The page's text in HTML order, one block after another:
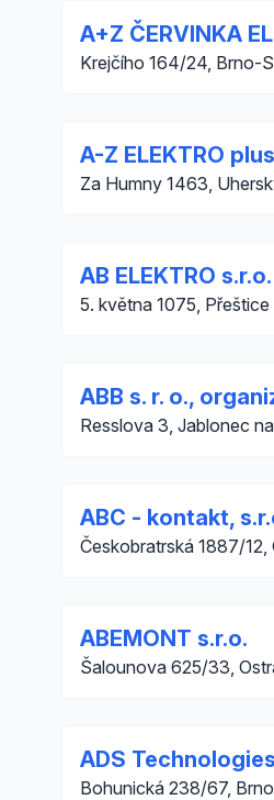
A+Z ČERVINKA
Krejčího 164/24, Brno-
A-Z ELEKTRO
Za Humny 1463,
AB ELEKTRO s.r.o.
5. května 1075, Přeštice
ABB s. r. o.,
Resslova 3, Jablonec
ABC - kontakt,
Českobratrská 1887/
ABEMONT s.r.o.
Šalounova 625/33,
ADS
Bohunická 238/67, Brno